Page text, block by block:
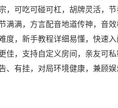
，可吃可碰可杠，胡牌灵活，
满满，方言配音地道传神，音
度，新手教程详细易懂，快速
佳，支持自定义房间，亲友可
、有挂，对局环境健康，兼顾